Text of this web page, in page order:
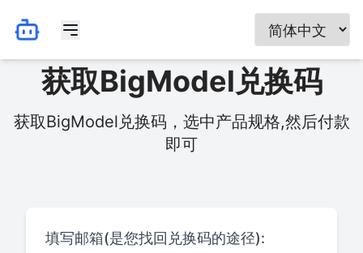
获取BigModel兑换码
获取BigModel兑换码，选中产品规格,然后付款
即可
填写邮箱(是您找回兑换码的途径):